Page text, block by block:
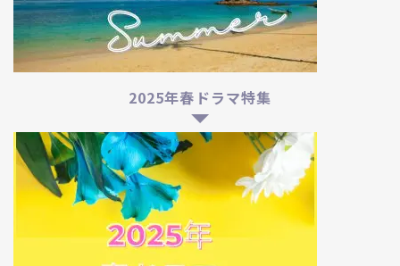
2025年春ドラマ特集